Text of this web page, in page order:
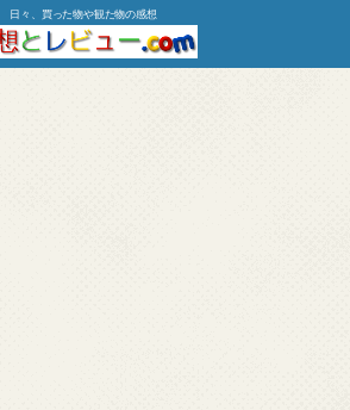
日々、買った物や観た物の感想